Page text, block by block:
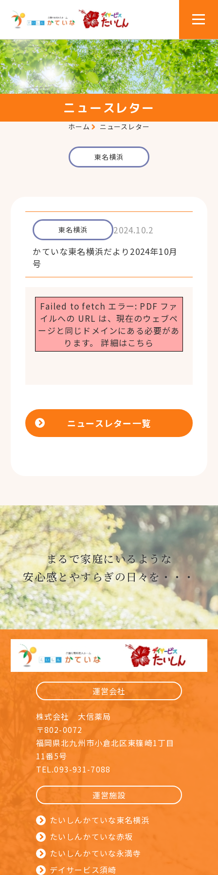
ニュースレター
ホーム ニュースレター
東名横浜
東名横浜
2024.10.2
かていな東名横浜だより2024年10月
号
Failed to fetch エラー: PDF ファ
イルへの URL は、現在のウェブペ
ージと同じドメインにある必要があ
ります。詳細はこちら
ニュースレター一覧
まるで家庭にいるような
安心感とやすらぎの日々を・・・
運営会社
株式会社 大信薬局
〒802-0072
福岡県北九州市小倉北区東篠崎1丁目
11番5号
TEL.093-931-7088
運営施設
たいしんかていな東名横浜
たいしんかていな赤坂
たいしんかていな永満寺
デイサービス須崎